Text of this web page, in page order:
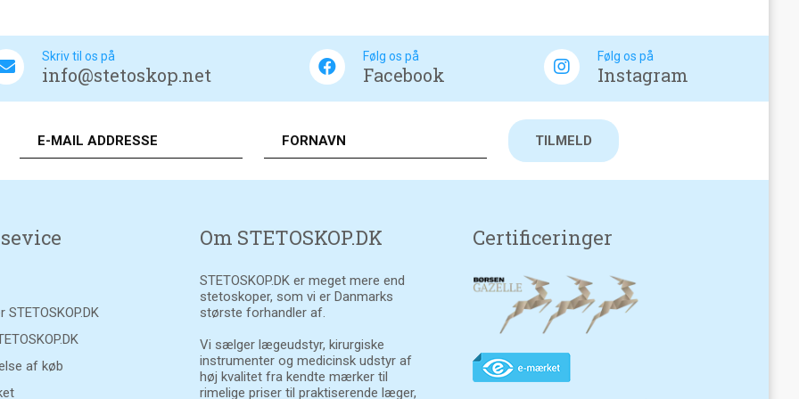
Skriv til os på
info@stetoskop.net
Følg os på
Facebook
Følg os på
Instagram
STETOSKOP.DK
af køb
Om STETOSKOP.DK
STETOSKOP.DK er meget mere end
stetoskoper, som vi er Danmarks
største forhandler af.
Vi sælger lægeudstyr, kirurgiske
instrumenter og medicinsk udstyr af
høj kvalitet fra kendte mærker til
rimelige priser til praktiserende læger,
Certificeringer